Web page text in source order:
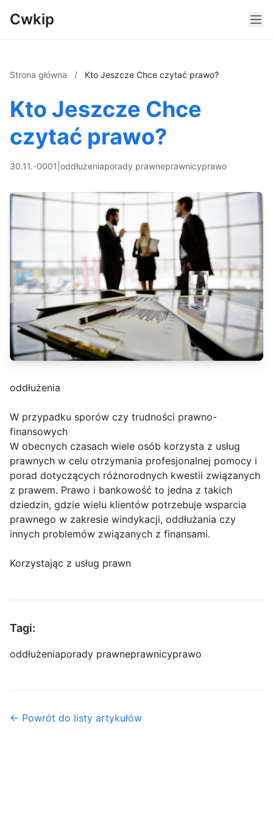
Cwkip
Strona główna / Kto Jeszcze Chce czytać prawo?
Kto Jeszcze Chce
czytać prawo?
30.11.-0001 oddłużeniaporady prawneprawnicyprawo
oddłużenia
W przypadku sporów czy trudności prawno-
finansowych
W obecnych czasach wiele osób korzysta z usług
prawnych w celu otrzymania profesjonalnej pomocy i
porad dotyczących różnorodnych kwestii związanych
z prawem. Prawo i bankowość to jedna z takich
dziedzin, gdzie wielu klientów potrzebuje wsparcia
prawnego w zakresie windykacji, oddłużania czy
innych problemów związanych z finansami.
Korzystając z usług prawn
Tagi:
oddłużeniaporady prawneprawnicyprawo
← Powrót do listy artykułów